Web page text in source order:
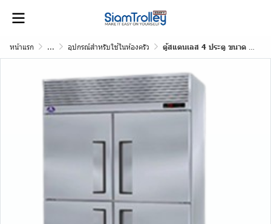
หน้าแรก ... อุปกรณ์สำหรับใช้ในห้องครัว ตู้สแตนเลส 4 ประตู ขนาด 46.2 คิว